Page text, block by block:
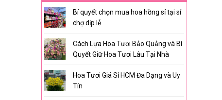
Bí quyết chọn mua hoa hồng sỉ tại sỉ
chợ dịp lễ
Cách Lựa Hoa Tươi Bảo Quảng và Bí
Quyết Giữ Hoa Tươi Lâu Tại Nhà
Hoa Tươi Giá Sỉ HCM Đa Dạng và Uy
Tín